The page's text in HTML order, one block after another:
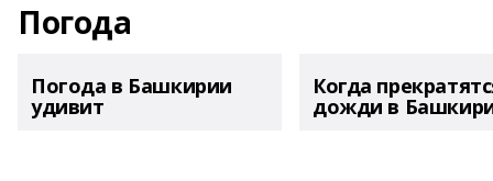
Погода
Погода в Башкирии
удивит
Когда
дожди в